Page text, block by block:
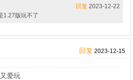
回复 2023-12-22
1.27版玩不了
回复 2023-12-15
爱玩